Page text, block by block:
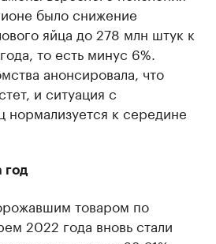
было снижение
яйца до 278 млн штук к
то есть минус 6%.
анонсировала, что
и ситуация с
нормализуется к середине
год
товаром по
2022 года вновь стали